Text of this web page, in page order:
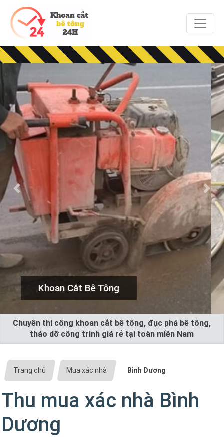
Khoan Rút Lõi Bê Tông
Previous Next
Chuyên thi công khoan cắt bê tông, đục phá bê tông,
tháo dỡ công trình giá rẻ tại toàn miền Nam
Trang chủ Mua xác nhà Bình Dương
Thu mua xác nhà Bình
Dương